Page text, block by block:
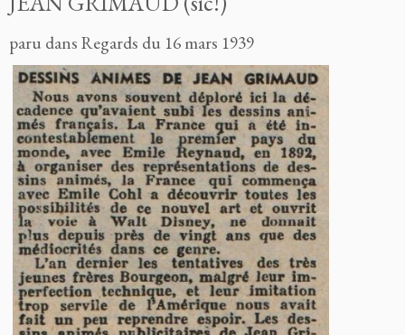
paru dans Regards du 16 mars 1939